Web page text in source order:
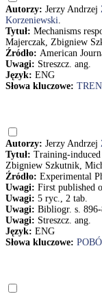
Autorzy: Jerzy Andrzej
Korzeniewski.
Tytuł: Mechanisms
Majerczak, Zbigniew
Źródło: American
Uwagi: Streszcz. ang.
Język: ENG
Słowa kluczowe:
Autorzy: Jerzy Andrzej
Tytuł: Training-induced
Zbigniew Szkutnik,
Źródło: Experimental
Uwagi: First published
Uwagi: 5 ryc., 2 tab.
Uwagi: Bibliogr. s.
Uwagi: Streszcz. ang.
Język: ENG
Słowa kluczowe: